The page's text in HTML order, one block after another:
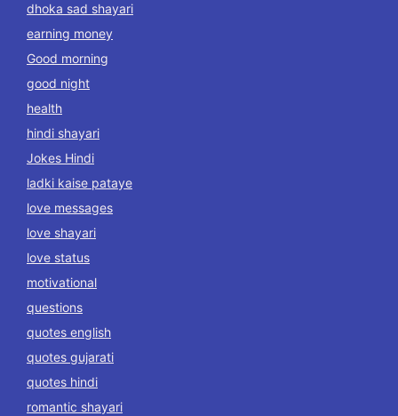
dhoka sad shayari
earning money
Good morning
good night
health
hindi shayari
Jokes Hindi
ladki kaise pataye
love messages
love shayari
love status
motivational
questions
quotes english
quotes gujarati
quotes hindi
romantic shayari